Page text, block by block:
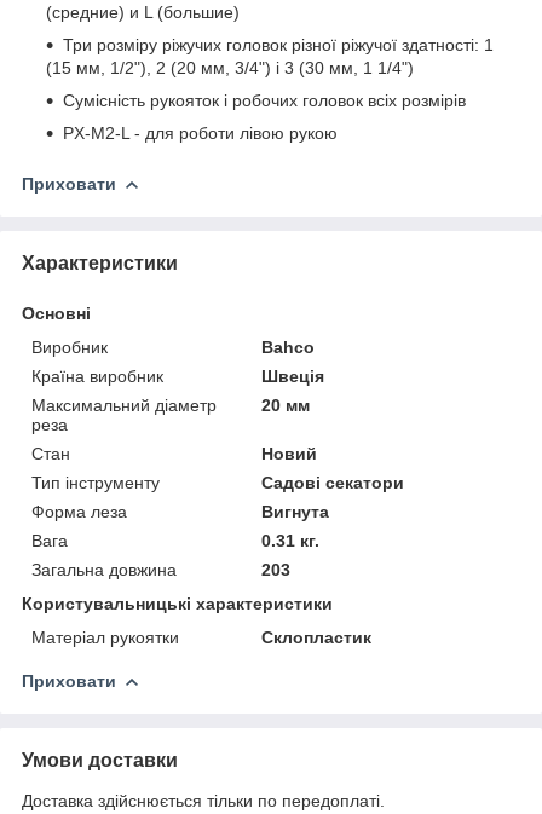
(средние) и L (большие)
Три розміру ріжучих головок різної ріжучої здатності: 1
(15 мм, 1/2"), 2 (20 мм, 3/4") і 3 (30 мм, 1 1/4")
Сумісність рукояток і робочих головок всіх розмірів
PX-M2-L - для роботи лівою рукою
Приховати
Характеристики
Основні
Виробник
Bahco
Країна виробник
Швеція
Максимальний діаметр
реза
20 мм
Стан
Новий
Тип інструменту
Садові секатори
Форма леза
Вигнута
Вага
0.31 кг.
Загальна довжина
203
Користувальницькі характеристики
Матеріал рукоятки
Склопластик
Приховати
Умови доставки
Доставка здійснюється тільки по передоплаті.